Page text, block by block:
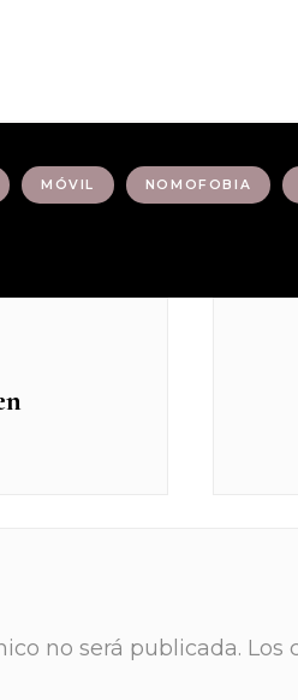
MÓVIL NOMOFOBIA
no será publicada. Los